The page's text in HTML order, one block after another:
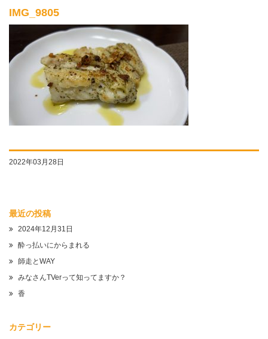
IMG_9805
2022年03月28日
最近の投稿
2024年12月31日
酔っ払いにからまれる
師走とWAY
みなさんTVerって知ってますか？
香
カテゴリー